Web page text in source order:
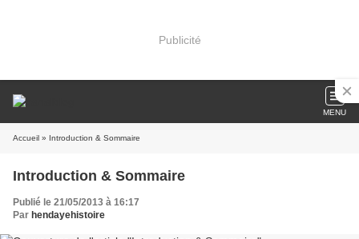
Publicité
MENU
Accueil » Introduction & Sommaire
Introduction & Sommaire
Publié le 21/05/2013 à 16:17
Par hendayehistoire